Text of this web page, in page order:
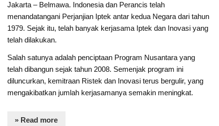
Jakarta – Belmawa. Indonesia dan Perancis telah
menandatangani Perjanjian Iptek antar kedua Negara dari tahun
1979. Sejak itu, telah banyak kerjasama Iptek dan Inovasi yang
telah dilakukan.
Salah satunya adalah penciptaan Program Nusantara yang
telah dibangun sejak tahun 2008. Semenjak program ini
diluncurkan, kemitraan Ristek dan Inovasi terus bergulir, yang
mengakibatkan jumlah kerjasamanya semakin meningkat.
» Read more